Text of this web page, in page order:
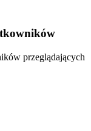
przeglądających